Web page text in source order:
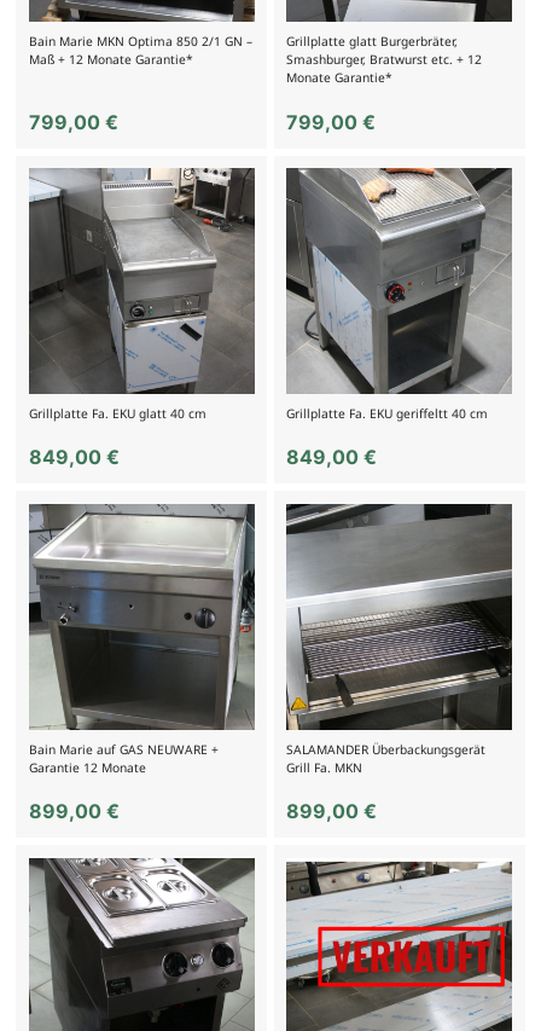
Bain Marie MKN Optima 850 2/1 GN –
Maß + 12 Monate Garantie*
799,00 €
Grillplatte glatt Burgerbräter,
Smashburger, Bratwurst etc. + 12
Monate Garantie*
799,00€
Grillplatte Fa. EKU glatt 40 cm
849,00 €
Grillplatte Fa. EKU geriffeltt 40 cm
849,00€
Bain Marie auf GAS NEUWARE +
Garantie 12 Monate
899,00 €
SALAMANDER Überbackungsgerät
Grill Fa. MKN
899,00€